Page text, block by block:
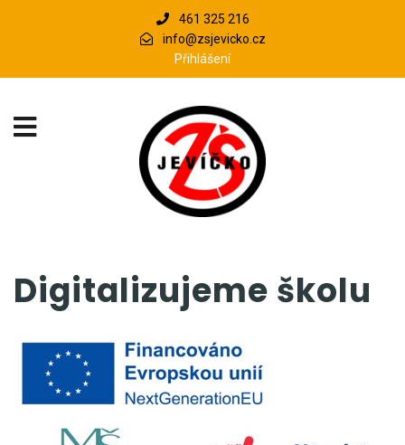
461 325 216
info@zsjevicko.cz
Přihlášení
Digitalizujeme školu